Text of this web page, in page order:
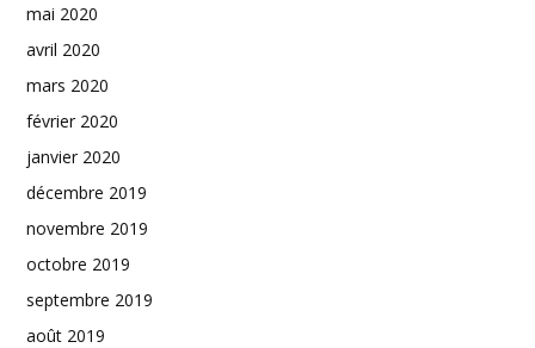
mai 2020
avril 2020
mars 2020
février 2020
janvier 2020
décembre 2019
novembre 2019
octobre 2019
septembre 2019
août 2019